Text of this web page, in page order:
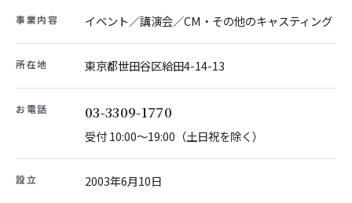
事業内容 イベント／講演会／CM・その他のキャスティング
所在地 東京都世田谷区給田4-14-13
お電話 03-3309-1770
受付 10:00〜19:00（土日祝を除く）
設立 2003年6月10日